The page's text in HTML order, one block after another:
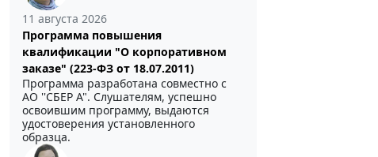
11 августа 2026
Программа повышения
квалификации "О корпоративном
заказе" (223-ФЗ от 18.07.2011)
Программа разработана совместно с
АО ''СБЕР А". Слушателям, успешно
освоившим программу, выдаются
удостоверения установленного
образца.